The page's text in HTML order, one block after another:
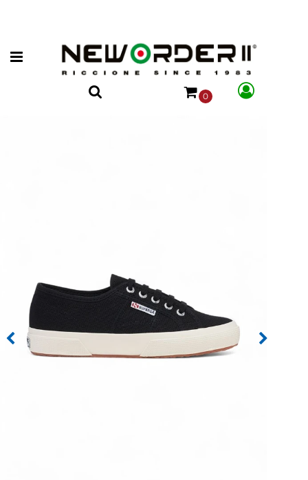
Open menu
0